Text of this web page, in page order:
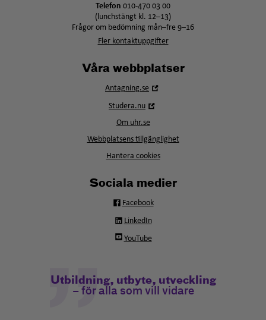
Telefon 010-470 03 00
(lunchstängt kl. 12–13)
Frågor om bedömning mån–fre 9–16
Fler kontaktuppgifter
Våra webbplatser
Antagning.se
Studera.nu
fönster
Om uhr.se
Webbplatsens tillgänglighet
Hantera cookies
Sociala medier
Facebook
LinkedIn
YouTube
Utbildning, utbyte, utveckling
– för alla som vill vidare